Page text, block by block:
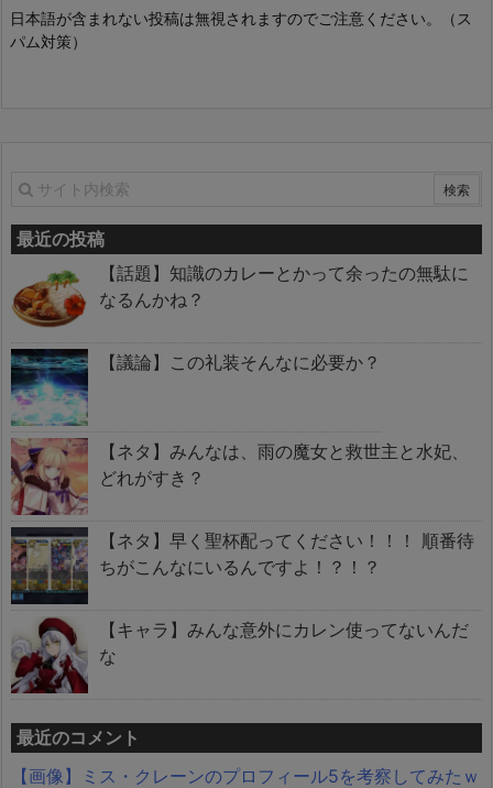
日本語が含まれない投稿は無視されますのでご注意ください。（ス
パム対策）
最近の投稿
【話題】知識のカレーとかって余ったの無駄に
なるんかね？
【議論】この礼装そんなに必要か？
【ネタ】みんなは、雨の魔女と救世主と水妃、
どれがすき？
【ネタ】早く聖杯配ってください！！！ 順番待
ちがこんなにいるんですよ！？！？
【キャラ】みんな意外にカレン使ってないんだ
な
最近のコメント
【画像】ミス・クレーンのプロフィール5を考察してみたｗ